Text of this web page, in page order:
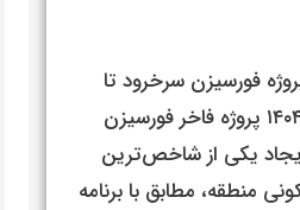
فورسیزن سرخرود تا
تاریخ ۱۵ شهریور ۱۴۰۴ پروژه فاخر فورسیزن
یکی از شاخص‌ترین
منطقه، مطابق با برنامه